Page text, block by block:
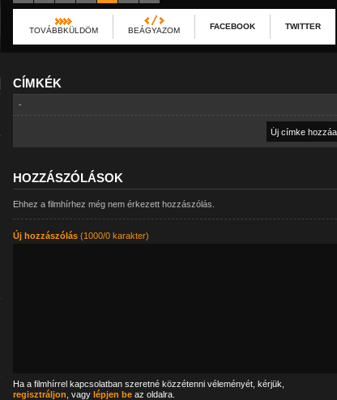
TOVÁBBKÜLDÖM BEÁGYAZOM FACEBOOK TWITTER
CÍMKÉK
-
HOZZÁSZÓLÁSOK
Ehhez a filmhírhez még nem érkezett hozzászólás.
Új hozzászólás(1000/0 karakter)
Ha a filmhírrel kapcsolatban szeretné közzétenni véleményét, kérjük,
regisztráljon , vagy lépjen beaz oldalra.